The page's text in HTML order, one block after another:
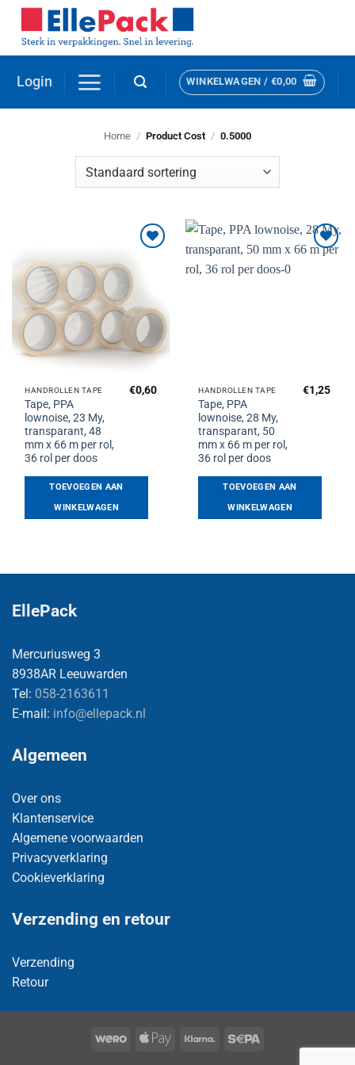
naar
inhoud
Login WINKELWAGEN / €0,00
Home / Product Cost / 0.5000
aan
verlanglijst
HANDROLLEN TAPE
Tape, PPA
lownoise, 23 My,
transparant, 48
mm x 66 m per rol,
36 rol per doos
€0,60
TOEVOEGEN AAN
WINKELWAGEN
Toevoegen
HANDROLLEN TAPE
Tape, PPA
lownoise, 28 My,
transparant, 50
mm x 66 m per rol,
36 rol per doos
€1,25
TOEVOEGEN AAN
WINKELWAGEN
EllePack
Mercuriusweg 3
8938AR Leeuwarden
Tel: 058-2163611
E-mail: info@ellepack.nl
Algemeen
Over ons
Klantenservice
Algemene voorwaarden
Privacyverklaring
Cookieverklaring
Verzending en retour
Verzending
Retour
Wero
Apple
Klarna